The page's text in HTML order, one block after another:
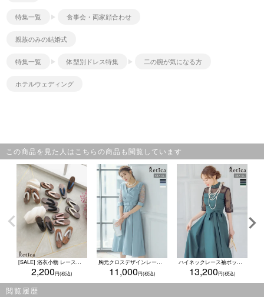
特集一覧 食事会・両家顔合わせ
親族のみの結婚式
特集一覧 体型別ドレス特集 二の腕が気になる方
ホテルウェディング
この商品を見た人はこちらの商品も閲覧しています
[SALE] 浴衣小物 レース＆ベロア 選べるニュアンスカラー焼き下駄単品
2,200
胸元クロスデザインレース七分袖ミモレ丈パーティードレス (XSサイズ～4Lサイズ)
11,000
ハイネックレース袖ボックスプリーツひざ下丈ワンピースパーティードレス (XSサイズ～4Lサイズ)
13,200
閲覧履歴